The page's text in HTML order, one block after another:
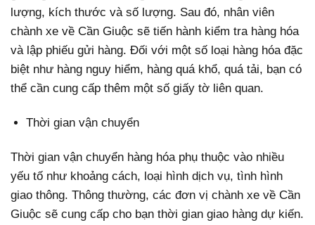
lượng, kích thước và số lượng. Sau đó, nhân viên
chành xe về Cần Giuộc sẽ tiến hành kiểm tra hàng hóa
và lập phiếu gửi hàng. Đối với một số loại hàng hóa đặc
biệt như hàng nguy hiểm, hàng quá khổ, quá tải, bạn có
thể cần cung cấp thêm một số giấy tờ liên quan.
Thời gian vận chuyển
Thời gian vận chuyển hàng hóa phụ thuộc vào nhiều
yếu tố như khoảng cách, loại hình dịch vụ, tình hình
giao thông. Thông thường, các đơn vị chành xe về Cần
Giuộc sẽ cung cấp cho bạn thời gian giao hàng dự kiến.